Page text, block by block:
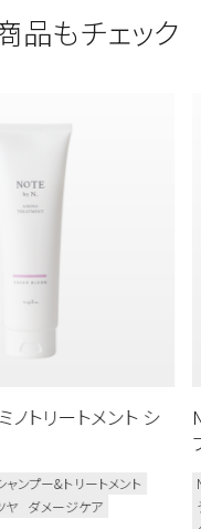
ＴＡ－２Ｎａ、ソルビン酸Ｋ
品もチェック
ノトリートメント シ
ンプー&トリートメント
ヤ ダメージケア